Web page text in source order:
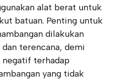
alat berat untuk
batuan. Penting untuk
dilakukan
terencana, demi
terhadap
yang tidak